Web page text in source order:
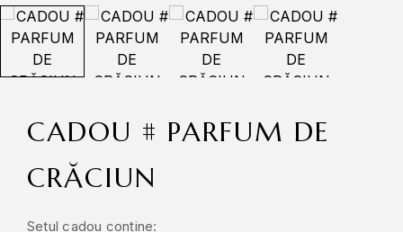
CADOU # PARFUM DE
CRĂCIUN
Setul cadou conține: